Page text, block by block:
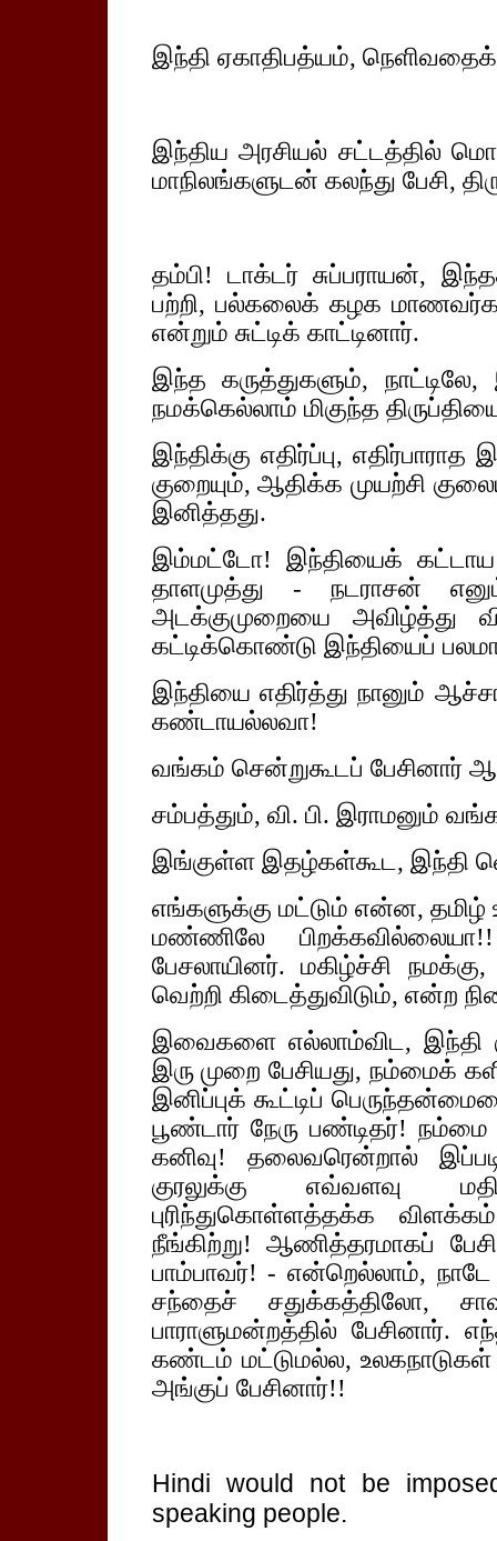
இந்தி ஏகாதிபத்யம்,
இந்திய அரசியல் சட்டத்தில்
மாநிலங்களுடன் கலந்து பேசி,
தம்பி! டாக்டர் சுப்பராயன்,
பற்றி, பல்கலைக் கழக
என்றும் சுட்டிக் காட்டினார்.
இந்த கருத்துகளும்,
நமக்கெல்லாம் மிகுந்த
இந்திக்கு எதிர்ப்பு,
குறையும், ஆதிக்க முயற்சி
இனித்தது.
இம்மட்டோ! இந்தியைக் கட்டாய
தாளமுத்து - நடராசன்
அடக்குமுறையை அவிழ்த்து
கட்டிக்கொண்டு இந்தியைப்
இந்தியை எதிர்த்து நானும்
கண்டாயல்லவா!
வங்கம் சென்றுகூடப் பேசினார்
சம்பத்தும், வி. பி. இராமனும்
இங்குள்ள இதழ்கள்கூட, இந்தி
எங்களுக்கு மட்டும் என்ன,
மண்ணிலே
பேசலாயினர். மகிழ்ச்சி
வெற்றி கிடைத்துவிடும், என்ற
இவைகளை எல்லாம்விட, இந்தி
இரு முறை பேசியது, நம்மைக்
இனிப்புக் கூட்டிப்
பூண்டார் நேரு பண்டிதர்!
கனிவு! தலைவரென்றால்
குரலுக்கு எவ்வளவு
புரிந்துகொள்ளத்தக்க
நீங்கிற்று! ஆணித்தரமாகப்
பாம்பாவர்! - என்றெல்லாம், நாடே
சந்தைச் சதுக்கத்திலோ,
பாராளுமன்றத்தில்
கண்டம் மட்டுமல்ல, உலகநாடுகள்
அங்குப் பேசினார்!!
Hindi would not be
speaking people.